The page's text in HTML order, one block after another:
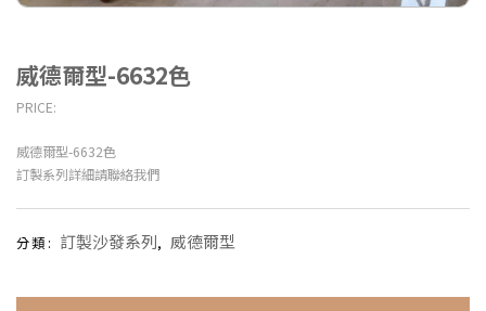
威德爾型-6632色
PRICE:
威德爾型-6632色
訂製系列詳細請聯絡我們
分類: 訂製沙發系列, 威德爾型